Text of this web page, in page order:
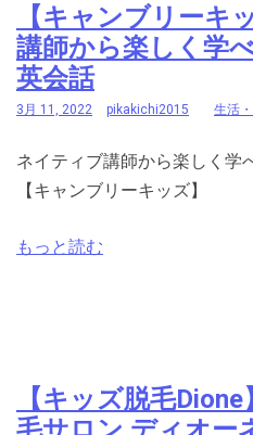
【キャンブリーキ
講師から楽しく学
英会話
3月 11, 2022 pikakichi2015 生活
ネイティブ講師から楽しく学
【キャンブリーキッズ】
もっと読む
【キッズ脱毛